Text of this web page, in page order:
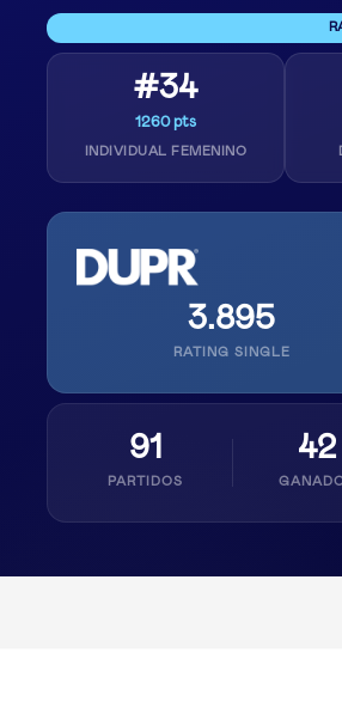
#34
1260 pts
INDIVIDUAL FEMENINO
3.895
RATING SINGLE
91
PARTIDOS
42